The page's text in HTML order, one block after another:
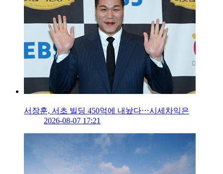
서장훈, 서초 빌딩 450억에 내놨다⋯시세차익은
2026-08-07 17:21